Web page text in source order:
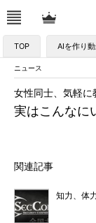
TOP AIを作り
ニュース
実はこんなに
女性同士、気軽に
関連記事
知力、体